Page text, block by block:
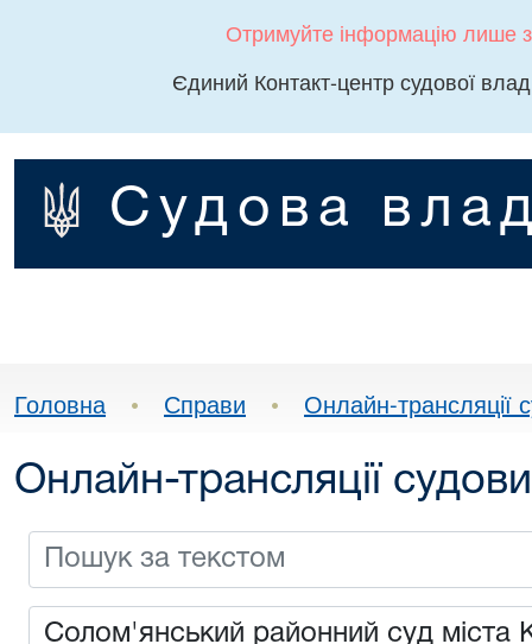
Отримуйте інформацію лише
Єдиний Контакт-центр судової
Судова
Головна • Справи • Онлайн-трансляції
Онлайн-трансляції